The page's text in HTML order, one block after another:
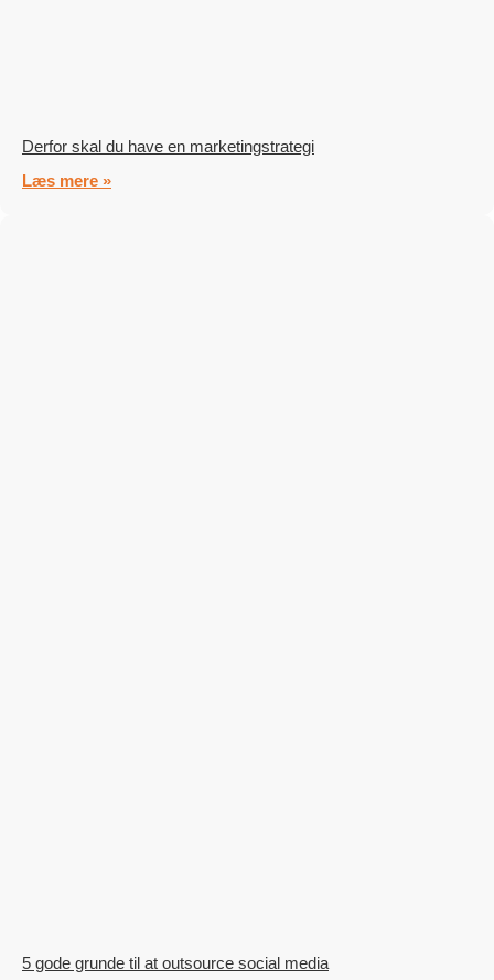
Derfor skal du have en marketingstrategi
Læs mere »
5 gode grunde til at outsource social media